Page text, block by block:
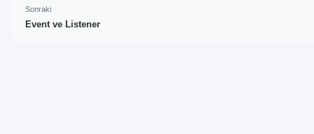
Sonraki
Event ve Listener